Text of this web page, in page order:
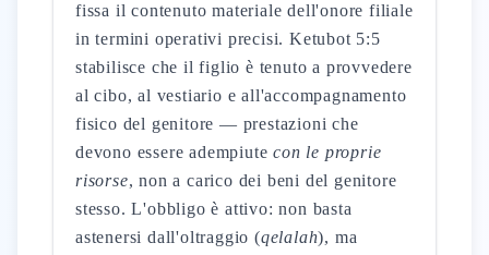
fissa il contenuto materiale dell'onore filiale
in termini operativi precisi. Ketubot 5:5
stabilisce che il figlio è tenuto a provvedere
al cibo, al vestiario e all'accompagnamento
fisico del genitore — prestazioni che
devono essere adempiutecon le proprie
risorse, non a carico dei beni del genitore
stesso. L'obbligo è attivo: non basta
astenersi dall'oltraggio (qelalah), ma